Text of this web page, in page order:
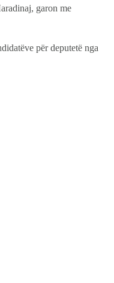
garon me
për deputetë nga